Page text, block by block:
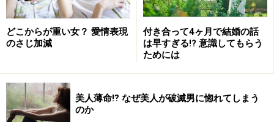
研究の結果、恋愛感情とは脳にある思考回路の３つの要
素【（1）性欲、（2）愛、（3）愛着】のうちの１つだ
いうことがわかったそうです。男女が深く愛し合うため
には、この３つの要素それぞれすべてを満たすことが大
事なのだそう。
恋愛を科学的に説明すると、基本的に特定の相手を意識
どこからが重い女？ 愛情表現
のさじ加減
付き合って4ヶ月で結婚の話
は早すぎる!? 意識してもらう
ためには
美人薄命⁉ なぜ美人が破滅男に惚れてしまう
のか